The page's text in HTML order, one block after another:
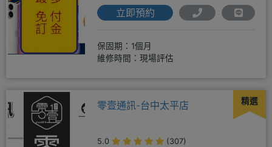
立即預約
保固期：1個月
維修時間：現場評估
精選
零壹通訊-台中太平店
5.0
(307)